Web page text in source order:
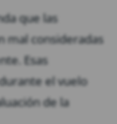
que las
mal consideradas
Esas
el vuelo
de la